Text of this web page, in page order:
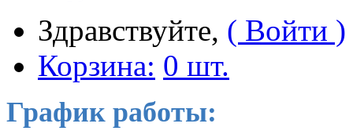
Здравствуйте, ( Войти )
Корзина: 0 шт.
График работы: